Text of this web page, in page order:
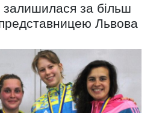
залишилася за більш
Львова